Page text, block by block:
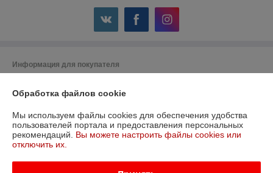
Информация для покупателя
220104, г. Минск, ул. М. Лынькова, д.17, пом. 4Н, ком 6
Регистрационный номер ЕГР: 191684551
УНП: 191753621
Дата регистрации компании: 11.08.2011
Обработка файлов cookie
Мы используем файлы cookies для обеспечения удобства
пользователей портала и предоставления персональных
рекомендаций. Вы можете настроить файлы cookies или
отключить их.